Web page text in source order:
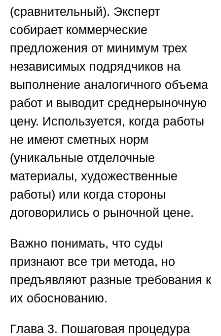
(сравнительный). Эксперт
собирает коммерческие
предложения от минимум трех
независимых подрядчиков на
выполнение аналогичного объема
работ и выводит среднерыночную
цену. Используется, когда работы
не имеют сметных норм
(уникальные отделочные
материалы, художественные
работы) или когда стороны
договорились о рыночной цене.
Важно понимать, что суды
признают все три метода, но
предъявляют разные требования к
их обоснованию.
Глава 3. Пошаговая процедура